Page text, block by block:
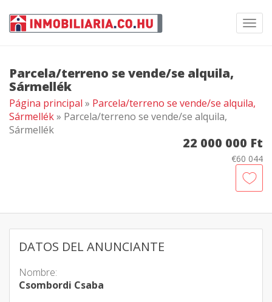
Parcela/terreno se vende/se alquila,
Sármellék
Página principal » Parcela/terreno se vende/se alquila,
Sármellék» Parcela/terreno se vende/se alquila,
Sármellék
22 000 000 Ft
€60 044
DATOS DEL ANUNCIANTE
Nombre:
Csombordi Csaba